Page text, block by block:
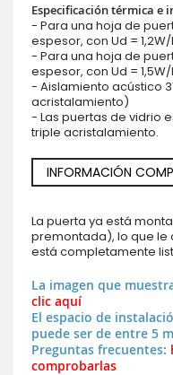
Especificación térmica e
- Para una hoja de
espesor, con Ud =
- Para una hoja de
espesor, con Ud =
- Aislamiento acústico
acristalamiento)
- Las puertas de vidrio
triple acristalamiento.
INFORMACIÓN
La puerta ya está
premontada), lo que le
está completamente
La imagen que
clic aquí
El espacio de
puede ser de entre 5
Preguntas frecuentes:
comprobarlas